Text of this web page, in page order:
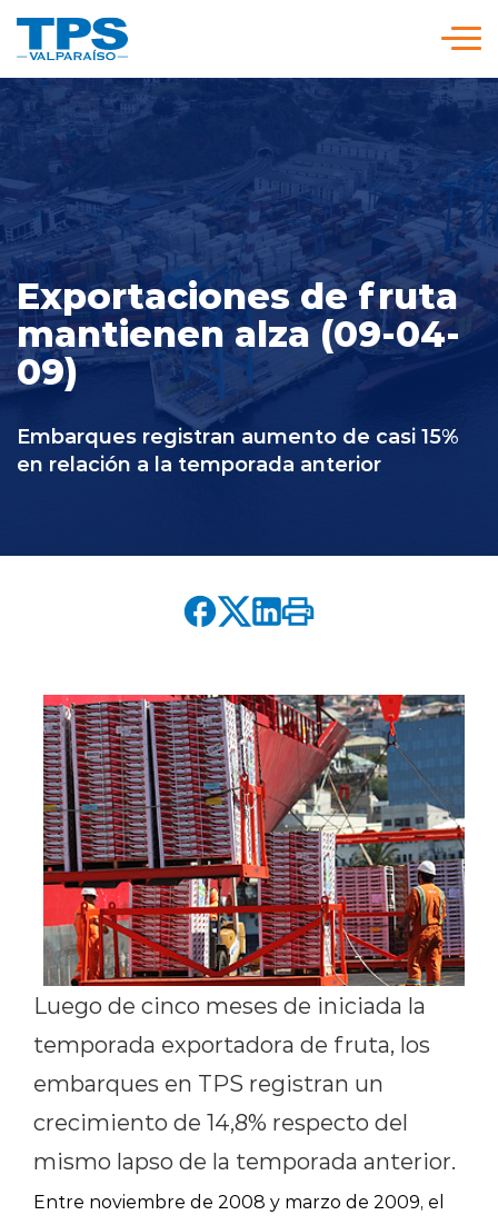
Somos TPS
Nuestra Visión Estratégica
Servicios y Tarifas
Políticas y Procedimientos
Exportaciones de fruta
mantienen alza (09-04-
09)
Embarques registran aumento de casi 15%
en relación a la temporada anterior
Luego de cinco meses de iniciada la
temporada exportadora de fruta, los
embarques en TPS registran un
crecimiento de 14,8% respecto del
mismo lapso de la temporada anterior.
Entre noviembre de 2008 y marzo de 2009, el